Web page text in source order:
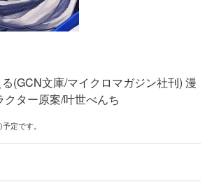
(GCN文庫/マイクロマガジン社刊) 漫
ター原案/叶世べんち
定です。